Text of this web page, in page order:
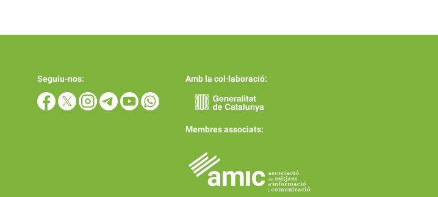
Seguiu-nos: Amb la col·laboració:
Membres associats: